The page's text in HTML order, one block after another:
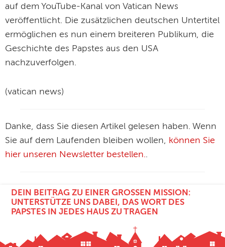
auf dem YouTube-Kanal von Vatican News
veröffentlicht. Die zusätzlichen deutschen Untertitel
ermöglichen es nun einem breiteren Publikum, die
Geschichte des Papstes aus den USA
nachzuverfolgen.
(vatican news)
Danke, dass Sie diesen Artikel gelesen haben. Wenn
Sie auf dem Laufenden bleiben wollen, können Sie
hier unseren Newsletter bestellen..
DEIN BEITRAG ZU EINER GROSSEN MISSION: U
NTERSTÜTZE UNS DABEI, DAS WORT DES P
APSTES IN JEDES HAUS ZU TRAGEN